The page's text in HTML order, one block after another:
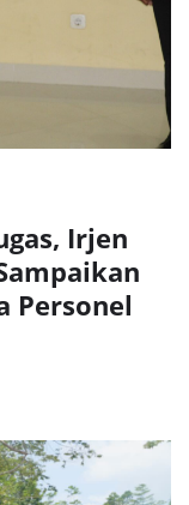
Irjen
Personel